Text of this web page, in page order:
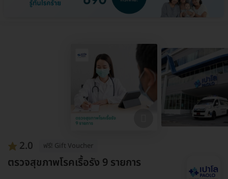
2.0 ฟรี! Gift Voucher
ตรวจสุขภาพโรคเรื้อรัง 9 รายการ